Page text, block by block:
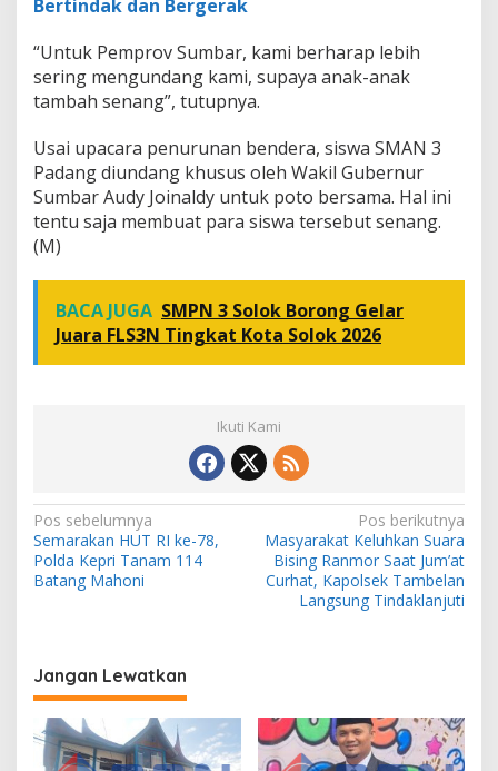
Bertindak dan Bergerak
“Untuk Pemprov Sumbar, kami berharap lebih
sering mengundang kami, supaya anak-anak
tambah senang”, tutupnya.
Usai upacara penurunan bendera, siswa SMAN 3
Padang diundang khusus oleh Wakil Gubernur
Sumbar Audy Joinaldy untuk poto bersama. Hal ini
tentu saja membuat para siswa tersebut senang.
(M)
BACA JUGA SMPN 3 Solok Borong Gelar
Juara FLS3N Tingkat Kota Solok 2026
Ikuti Kami
N
a
v
a
s
i
Pos sebelumnya
Semarakan HUT RI ke-78,
Polda Kepri Tanam 114
Batang Mahoni
Pos berikutnya
Masyarakat Keluhkan Suara
Bising Ranmor Saat Jum’at
Curhat, Kapolsek Tambelan
Langsung Tindaklanjuti
Jangan Lewatkan